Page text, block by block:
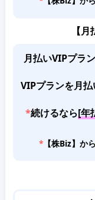
【月
月払いVIPプラ
VIPプランを月
*続けるなら[年
*【株Biz】から